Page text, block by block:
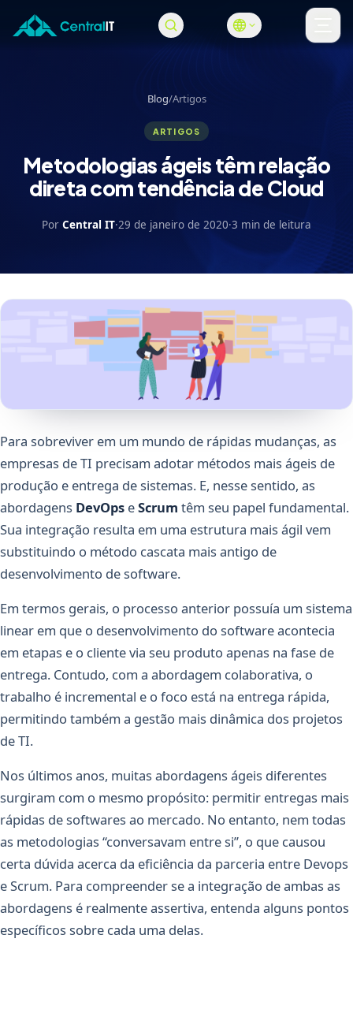
Pular para o conteúdo principal
Blog/Artigos
ARTIGOS
Metodologias ágeis têm relação
direta com tendência de Cloud
Por Central IT·29 de janeiro de 2020·3 min de leitura
Para sobreviver em um mundo de rápidas mudanças, as
empresas de TI precisam adotar métodos mais ágeis de
produção e entrega de sistemas. E, nesse sentido, as
abordagens DevOps eScrum têm seu papel fundamental.
Sua integração resulta em uma estrutura mais ágil vem
substituindo o método cascata mais antigo de
desenvolvimento de software.
Em termos gerais, o processo anterior possuía um sistema
linear em que o desenvolvimento do software acontecia
em etapas e o cliente via seu produto apenas na fase de
entrega. Contudo, com a abordagem colaborativa, o
trabalho é incremental e o foco está na entrega rápida,
permitindo também a gestão mais dinâmica dos projetos
de TI.
Nos últimos anos, muitas abordagens ágeis diferentes
surgiram com o mesmo propósito: permitir entregas mais
rápidas de softwares ao mercado. No entanto, nem todas
as metodologias “conversavam entre si”, o que causou
certa dúvida acerca da eficiência da parceria entre Devops
e Scrum. Para compreender se a integração de ambas as
abordagens é realmente assertiva, entenda alguns pontos
específicos sobre cada uma delas.